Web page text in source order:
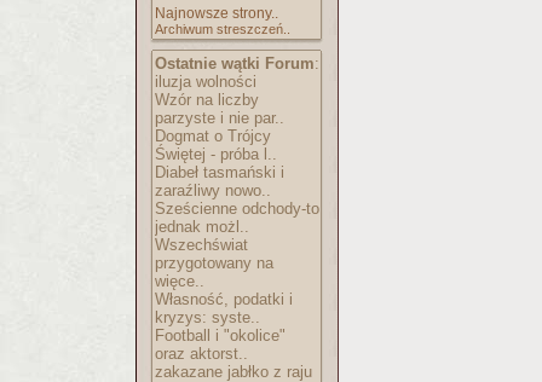
Najnowsze strony..
Archiwum streszczeń..
Ostatnie wątki Forum:
iluzja wolności
Wzór na liczby
parzyste i nie par..
Dogmat o Trójcy
Świętej - próba l..
Diabeł tasmański i
zaraźliwy nowo..
Sześcienne odchody-to
jednak możl..
Wszechświat
przygotowany na
więce..
Własność, podatki i
kryzys: syste..
Football i "okolice"
oraz aktorst..
zakazane jabłko z raju